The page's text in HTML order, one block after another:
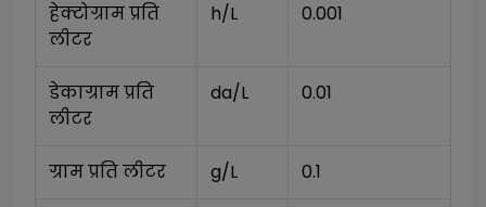
हेक्टोग्राम प्रति
लीटर
h/L 0.001
डेकाग्राम प्रति
लीटर
da/L 0.01
ग्राम प्रति लीटर g/L 0.1